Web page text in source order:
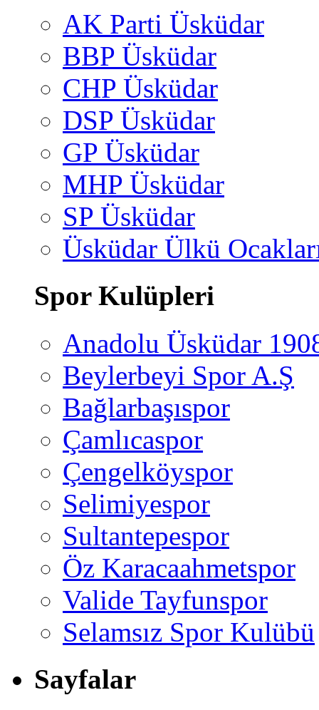
AK Parti Üsküdar
BBP Üsküdar
CHP Üsküdar
DSP Üsküdar
GP Üsküdar
MHP Üsküdar
SP Üsküdar
Üsküdar Ülkü
Spor Kulüpleri
Anadolu Üsküdar
Beylerbeyi Spor A.Ş
Bağlarbaşıspor
Çamlıcaspor
Çengelköyspor
Selimiyespor
Sultantepespor
Öz Karacaahmetspor
Valide Tayfunspor
Selamsız Spor Kulübü
Sayfalar